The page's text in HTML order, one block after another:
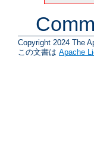
Copyright 2024 The
この文書は Apache